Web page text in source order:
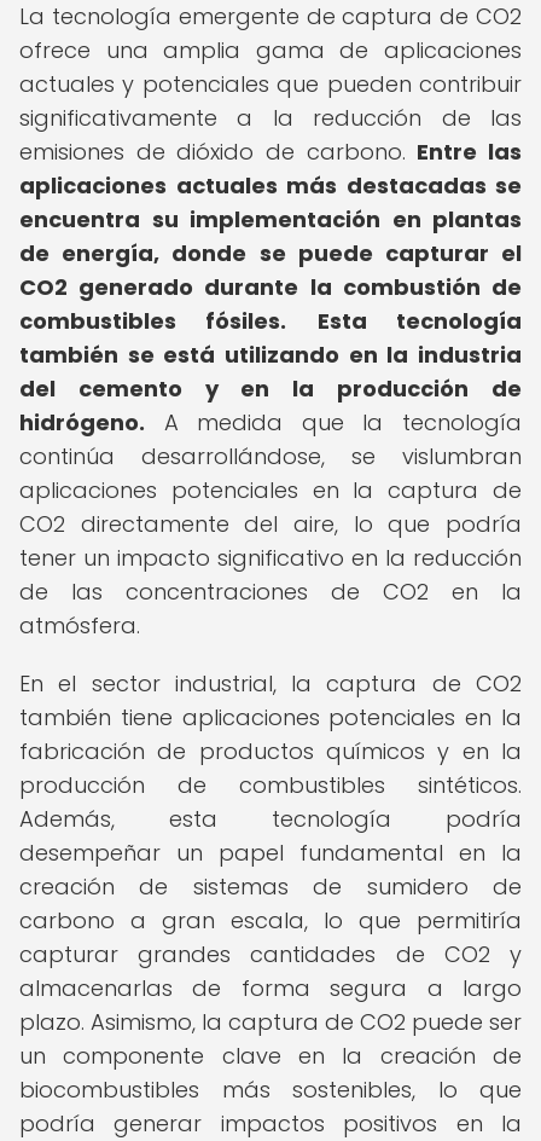
La tecnología emergente de captura de CO2
ofrece una amplia gama de aplicaciones
actuales y potenciales que pueden contribuir
significativamente a la reducción de las
emisiones de dióxido de carbono. Entre las
aplicaciones actuales más destacadas se
encuentra su implementación en plantas
de energía, donde se puede capturar el
CO2 generado durante la combustión de
combustibles fósiles.
Esta tecnología
también se está utilizando en la industria
del cemento y en la producción de
hidrógeno. A medida que la tecnología
continúa desarrollándose, se vislumbran
aplicaciones potenciales en la captura de
CO2 directamente del aire, lo que podría
tener un impacto significativo en la reducción
de las concentraciones de CO2 en la
atmósfera.
En el sector industrial, la captura de CO2
también tiene aplicaciones potenciales en la
fabricación de productos químicos y en la
producción de combustibles sintéticos.
Además, esta tecnología podría
desempeñar un papel fundamental en la
creación de sistemas de sumidero de
carbono a gran escala, lo que permitiría
capturar grandes cantidades de CO2 y
almacenarlas de forma segura a largo
plazo. Asimismo, la captura de CO2 puede ser
un componente clave en la creación de
biocombustibles más sostenibles, lo que
podría generar impactos positivos en la